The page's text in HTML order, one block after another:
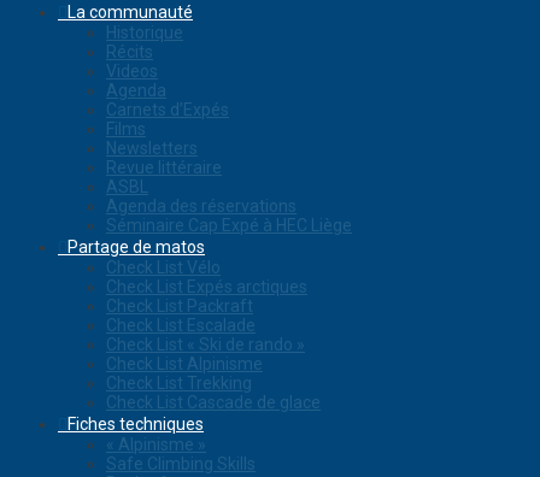
La communauté
Historique
Récits
Videos
Agenda
Carnets d’Expés
Films
Newsletters
Revue littéraire
ASBL
Agenda des réservations
Séminaire Cap Expé à HEC Liège
Partage de matos
Check List Vélo
Check List Expés arctiques
Check List Packraft
Check List Escalade
Check List « Ski de rando »
Check List Alpinisme
Check List Trekking
Check List Cascade de glace
Fiches techniques
« Alpinisme »
Safe Climbing Skills